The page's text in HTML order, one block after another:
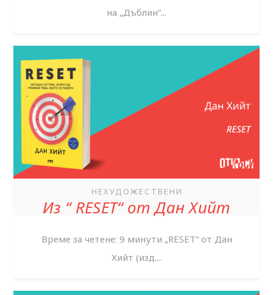
на „Дъблин“...
НЕХУДОЖЕСТВЕНИ
Из “ RESET“ от Дан Хийт
Време за четене: 9 минути „RESET“ от Дан
Хийт (изд....